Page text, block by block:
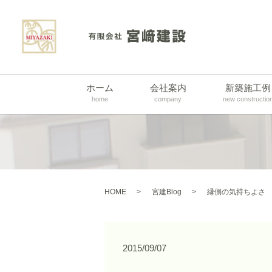
ホーム
home
会社案内
company
新築施工例
new
HOME 宮建Blog 縁側の気持ちよさ
2015/09/07